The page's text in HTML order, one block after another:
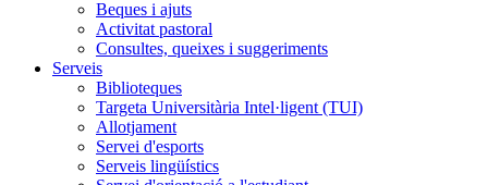
Beques i ajuts
Activitat pastoral
Consultes, queixes i suggeriments
Serveis
Biblioteques
Targeta Universitària Intel·ligent (TUI)
Allotjament
Servei d'esports
Serveis lingüístics